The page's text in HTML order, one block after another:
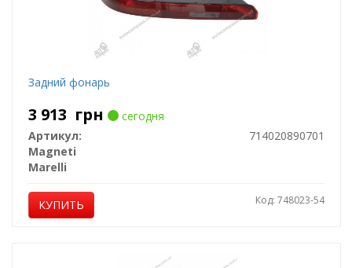
Задний фонарь
3 913 грн
сегодня
Артикул:
714020890701
Magneti
Marelli
КУПИТЬ Код: 748023-54